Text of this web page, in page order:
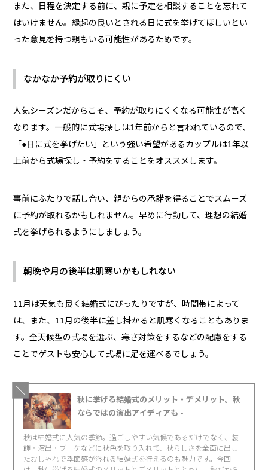
また、日程を決定する前に、親に予定を相談することを忘れて
はいけません。縁起の良いとされる日に式を挙げてほしいとい
った意見を持つ親もいる可能性があるためです。
なかなか予約が取りにくい
人気シーズンだからこそ、予約が取りにくくなる可能性が高く
なります。一般的に式場探しは1年前からと言われているので、
「●日に式を挙げたい」という強い希望があるカップルは1年以
上前から式場探し・予約をすることをオススメします。
事前にふたりで話し合い、親からの承諾を得ることでスムーズ
に予約が取れるかもしれません。早めに行動して、理想の結婚
式を挙げられるようにしましょう。
朝晩や月の後半は肌寒いかもしれない
11月は天気も良く結婚式にぴったりですが、時間帯によって
は、また、11月の後半に差し掛かると肌寒くなることもありま
す。全天候型の式場を選ぶ、寒さ対策をするなどの配慮をする
ことでゲストも安心して式場に足を運べるでしょう。
秋に挙げる結婚式のメリット・デメリット。秋
ならではの演出アイディアも -
秋は結婚式に人気の季節。過ごしやすい気候であるだけでなく、装
飾・演出・ブーケなどに秋色を取り入れて、秋らしさを全面に出し
たおしゃれで季節感が溢れる結婚式を行えるのも魅力です。今回